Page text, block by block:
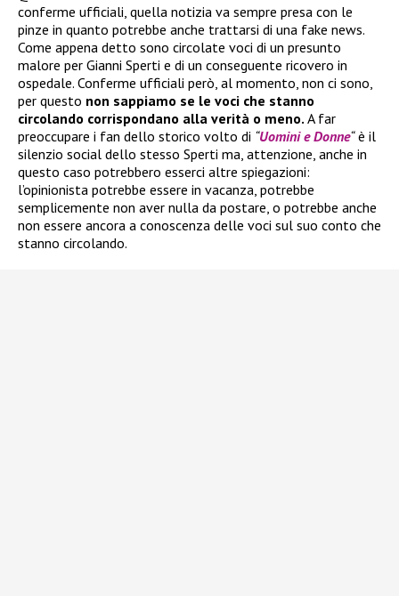
conferme ufficiali, quella notizia va sempre presa con le
pinze in quanto potrebbe anche trattarsi di una fake news.
Come appena detto sono circolate voci di un presunto
malore per Gianni Sperti e di un conseguente ricovero in
ospedale. Conferme ufficiali però, al momento, non ci sono,
per questo non sappiamo se le voci che stanno
circolando corrispondano alla verità o meno. A far
preoccupare i fan dello storico volto di “Uomini e Donne“è il
silenzio social dello stesso Sperti ma, attenzione, anche in
questo caso potrebbero esserci altre spiegazioni:
l’opinionista potrebbe essere in vacanza, potrebbe
semplicemente non aver nulla da postare, o potrebbe anche
non essere ancora a conoscenza delle voci sul suo conto che
stanno circolando.